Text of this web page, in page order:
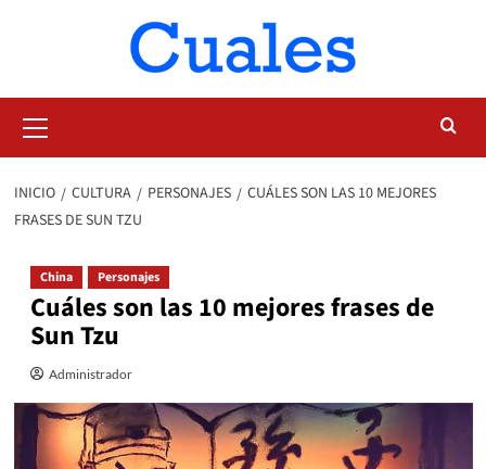
primario
INICIO CULTURA PERSONAJES
CUÁLES SON LAS 10 MEJORES
FRASES DE SUN TZU
China Personajes
Cuáles son las 10 mejores frases de
Sun Tzu
Administrador